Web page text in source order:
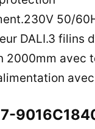
50/
DALI.3 filins
2000mm avec